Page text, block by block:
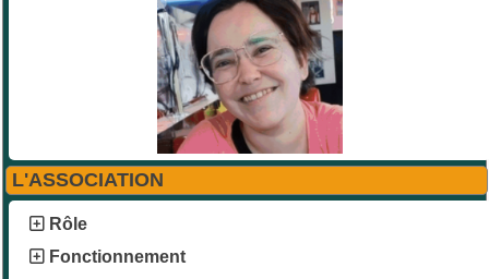
L'ASSOCIATION
Rôle
Fonctionnement